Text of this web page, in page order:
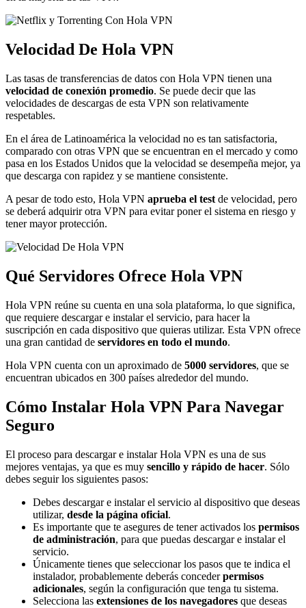
Velocidad De Hola VPN
Las tasas de transferencias de datos con Hola VPN tienen una
velocidad de conexión promedio. Se puede decir que las
velocidades de descargas de esta VPN son relativamente
respetables.
En el área de Latinoamérica la velocidad no es tan satisfactoria,
comparado con otras VPN que se encuentran en el mercado y como
pasa en los Estados Unidos que la velocidad se desempeña mejor, ya
que descarga con rapidez y se mantiene consistente.
A pesar de todo esto, Hola VPN aprueba el test de velocidad, pero
se deberá adquirir otra VPN para evitar poner el sistema en riesgo y
tener mayor protección.
Qué Servidores Ofrece Hola VPN
Hola VPN reúne su cuenta en una sola plataforma, lo que significa,
que requiere descargar e instalar el servicio, para hacer la
suscripción en cada dispositivo que quieras utilizar. Esta VPN ofrece
una gran cantidad de servidores en todo el mundo.
Hola VPN cuenta con un aproximado de 5000 servidores, que se
encuentran ubicados en 300 países alrededor del mundo.
Cómo Instalar Hola VPN Para Navegar
Seguro
El proceso para descargar e instalar Hola VPN es una de sus
mejores ventajas, ya que es muy sencillo y rápido de hacer. Sólo
debes seguir los siguientes pasos:
Debes descargar e instalar el servicio al dispositivo que deseas
utilizar, desde la página oficial.
Es importante que te asegures de tener activados los permisos
de administración, para que puedas descargar e instalar el
servicio.
Únicamente tienes que seleccionar los pasos que te indica el
instalador, probablemente deberás concederpermisos
adicionales, según la configuración que tenga tu sistema.
Selecciona las extensiones de los navegadores que deseas